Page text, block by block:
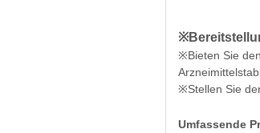
※Bieten Sie
※Stellen Sie
Umfassende